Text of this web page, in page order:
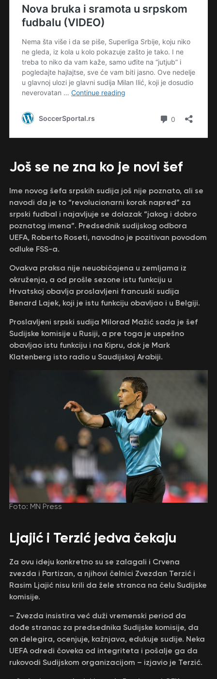
Još se ne zna ko je novi šef
Ime novog šefa srpskih sudija još nije poznato, ali se
navodi da je to “revolucionarni korak napred” za
srpski fudbal i najavljuje se dolazak “jakog i dobro
poznatog imena”. Predsednik sudijskog odbora
UEFA, Roberto Roseti, navodno je pozitivan povodom
odluke FSS-a.
Ovakva praksa nije neuobičajena u zemljama iz
okruženja, a od prošle sezone istu funkciju u
Hrvatskoj obavlja proslavljeni francuski sudija
Benard Lajek, koji je istu funkciju obavljao i u Belgiji.
Proslavljeni srpski sudija Milorad Mažić sada je šef
Sudijske komisije u Rusiji, a pre toga je uspešno
obavljao istu funkciju i na Kipru, dok je Mark
Klatenberg isto radio u Saudijskoj Arabiji.
Foto: MN Press
Ljajić i Terzić jedva čekaju
Za ovu ideju konkretno su se zalagali i Crvena
zvezda i Partizan, a njihovi čelnici Zvezdan Terzić i
Rasim Ljajić nisu krili da žele stranca na čelu Sudijske
komisije.
– Zvezda insistira već duži vremenski period da
dođe stranac za predsednika Sudijske komisije, da
on delegira, ocenjuje, kažnjava, edukuje sudije. Neka
UEFA odredi čoveka od integriteta i pošalje ga da
rukovodi Sudijskom organizacijom – izjavio je Terzić.